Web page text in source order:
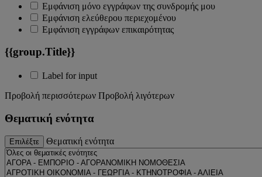
Εμφάνιση μόνο εγγράφων της συνδρομής μου
Εμφάνιση ελεύθερου περιεχομένου
Εμφάνιση εγγράφων επικαιρότητας
{{group.Title}}
Label for input
Προβολή περισσότερων Προβολή λιγότερων
Θεματική ενότητα
Επιλέξτε Θεματική ενότητα